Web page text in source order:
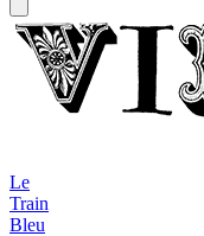
Le
Train
Bleu